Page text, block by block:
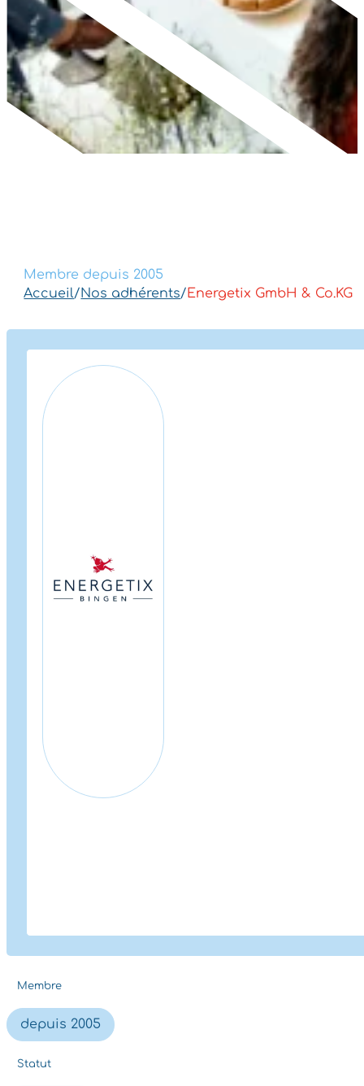
Membre depuis 2005
Accueil/Nos adhérents/Energetix GmbH & Co.KG
Membre
depuis 2005
Statut